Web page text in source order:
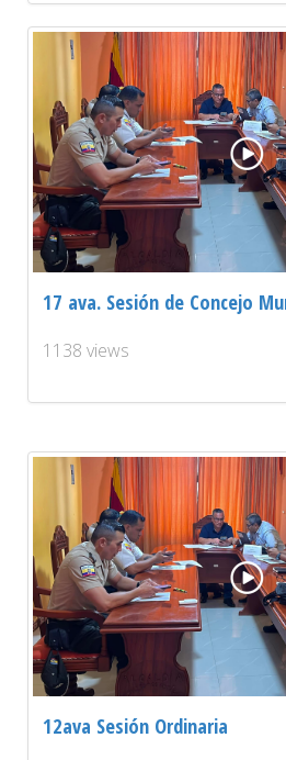
17 ava. Sesión de Concejo
1138 views
12ava Sesión Ordinaria